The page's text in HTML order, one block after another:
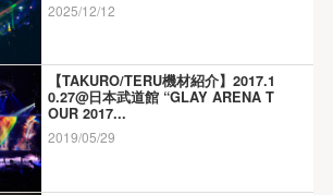
2025/12/12
【TAKURO/TERU機材紹介】2017.1
0.27@日本武道館 “GLAY ARENA T
OUR 2017...
2019/05/29